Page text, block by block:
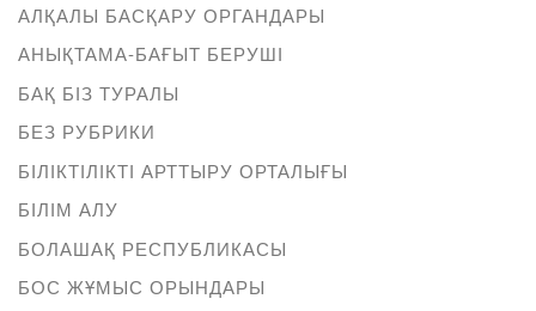
АЛҚАЛЫ БАСҚАРУ ОРГАНДАРЫ
АНЫҚТАМА-БАҒЫТ БЕРУШІ
БАҚ БІЗ ТУРАЛЫ
БЕЗ РУБРИКИ
БІЛІКТІЛІКТІ АРТТЫРУ ОРТАЛЫҒЫ
БІЛІМ АЛУ
БОЛАШАҚ РЕСПУБЛИКАСЫ
БОС ЖҰМЫС ОРЫНДАРЫ